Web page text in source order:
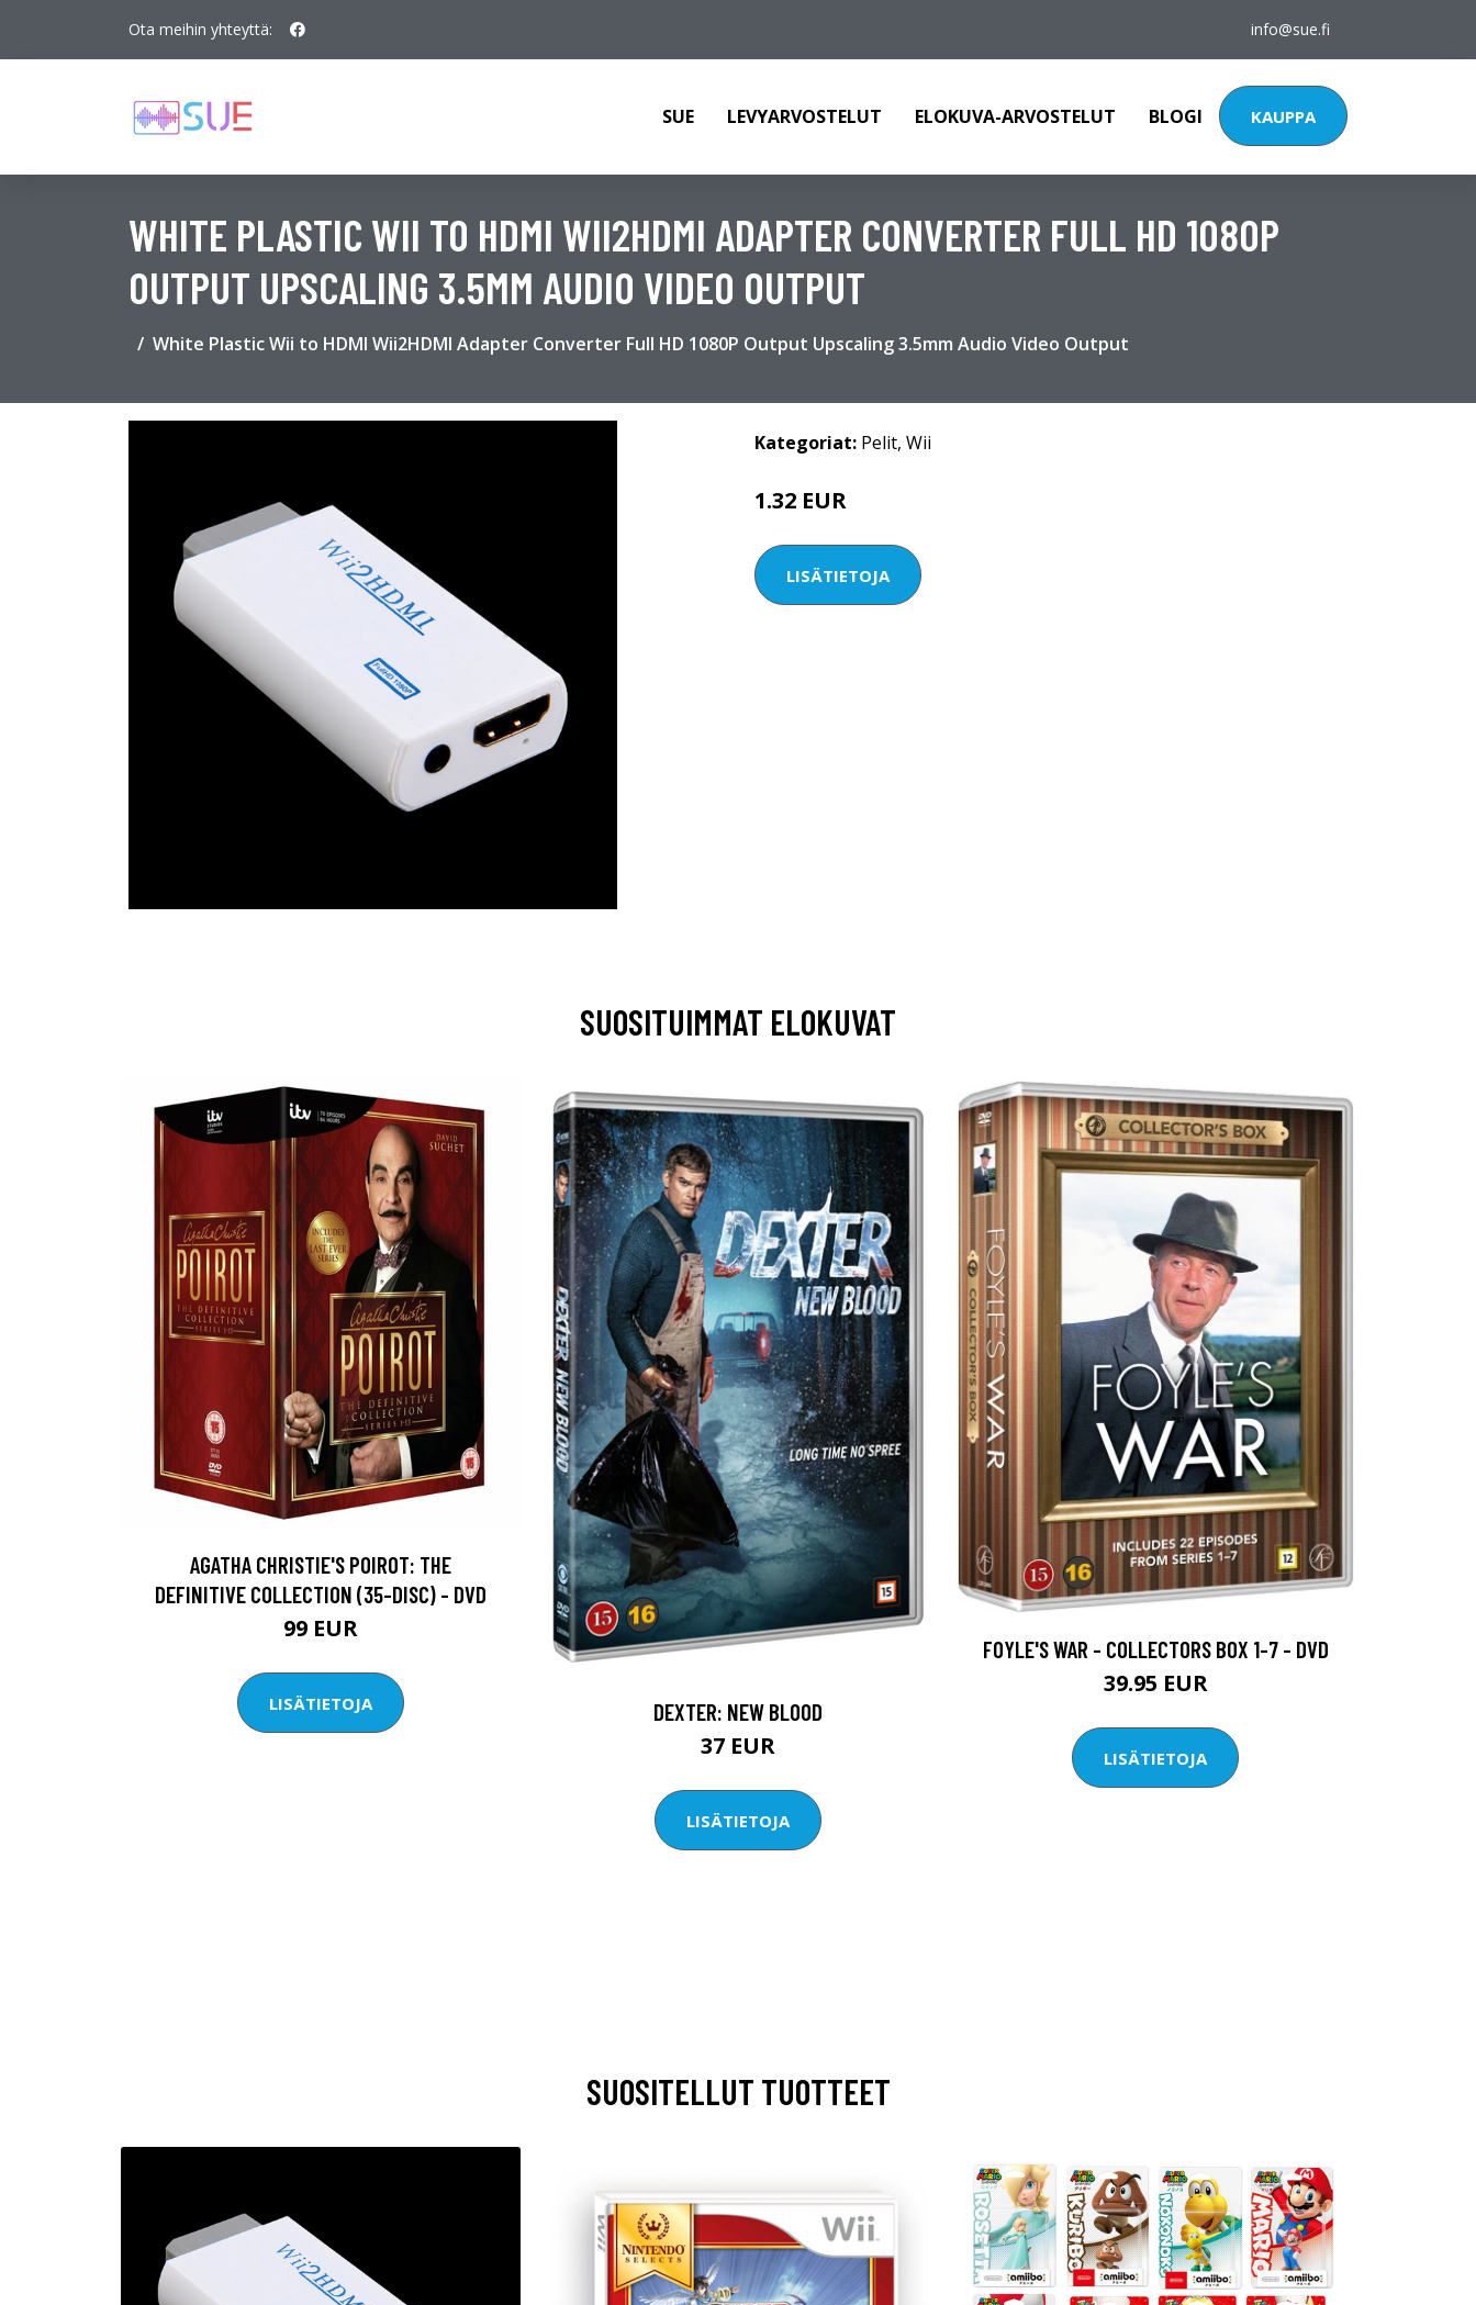
Ota meihin yhteyttä: info@sue.fi
SUE LEVYARVOSTELUT ELOKUVA-ARVOSTELUT BLOGI KAUPPA
WHITE PLASTIC WII TO HDMI WII2HDMI ADAPTER CONVERTER FULL HD 1080P
OUTPUT UPSCALING 3.5MM AUDIO VIDEO OUTPUT
White Plastic Wii to HDMI Wii2HDMI Adapter Converter Full HD 1080P Output Upscaling 3.5mm Audio Video Output
Kategoriat: Pelit, Wii
1.32 EUR
LISÄTIETOJA
SUOSITUIMMAT ELOKUVAT
AGATHA CHRISTIE'S POIROT: THE
DEFINITIVE COLLECTION (35-DISC) - DVD
99 EUR
LISÄTIETOJA DEXTER: NEW BLOOD
37 EUR
LISÄTIETOJA
FOYLE'S WAR - COLLECTORS BOX 1-7 - DVD
39.95 EUR
LISÄTIETOJA
SUOSITELLUT TUOTTEET